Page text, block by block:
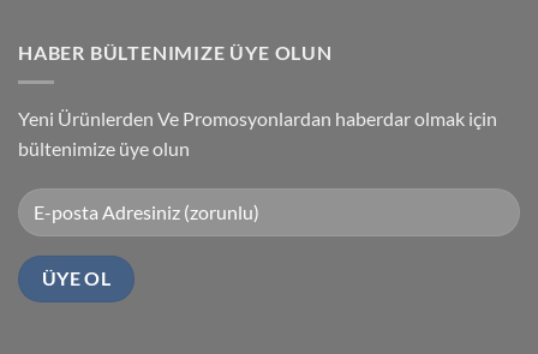
HABER BÜLTENIMIZE ÜYE OLUN
Yeni Ürünlerden Ve Promosyonlardan haberdar olmak için
bültenimize üye olun